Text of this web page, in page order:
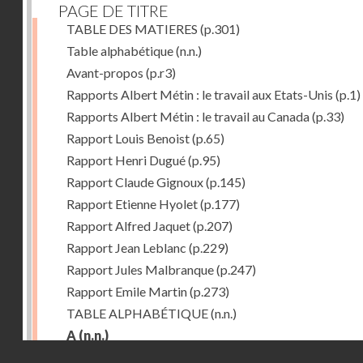
PAGE DE TITRE
TABLE DES MATIERES (p.301)
Table alphabétique(n.n.)
Avant-propos (p.r3)
Rapports Albert Métin : le travail aux Etats-Unis (p.1)
Rapports Albert Métin : le travail au Canada(p.33)
Rapport Louis Benoist(p.65)
Rapport Henri Dugué(p.95)
Rapport Claude Gignoux(p.145)
Rapport Etienne Hyolet(p.177)
Rapport Alfred Jaquet(p.207)
Rapport Jean Leblanc (p.229)
Rapport Jules Malbranque(p.247)
Rapport Emile Martin(p.273)
TABLE ALPHABÉTIQUE(n.n.)
A (n.n.)